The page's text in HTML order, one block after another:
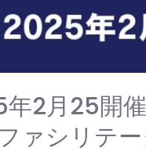
2月25開
ァシリテ